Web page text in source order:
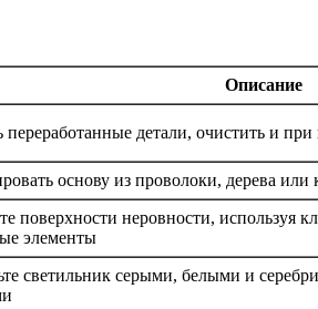
Описание
переработанные детали, очистить и
основу из проволоки, дерева или
поверхности неровности, используя
элементы
светильник серыми, белыми и